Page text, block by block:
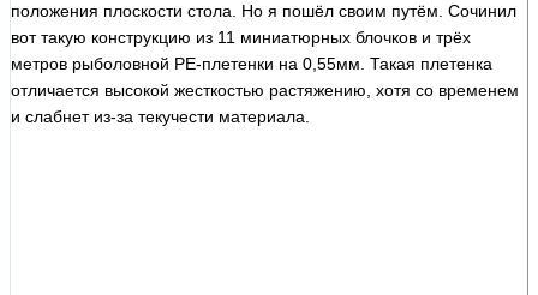
положения плоскости стола. Но я пошёл своим путём. Сочинил
вот такую конструкцию из 11 миниатюрных блочков и трёх
метров рыболовной PE-плетенки на 0,55мм. Такая плетенка
отличается высокой жесткостью растяжению, хотя со временем
и слабнет из-за текучести материала.